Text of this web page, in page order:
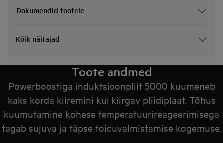
Dokumendid tootele
Kõik näitajad
Toote andmed
Powerboostiga induktsioonpliit 5000 kuumeneb
kaks korda kiiremini kui kiirgav pliidiplaat. Tõhus
kuumutamine kohese temperatuurireageerimisega
tagab sujuva ja täpse toiduvalmistamise kogemuse.